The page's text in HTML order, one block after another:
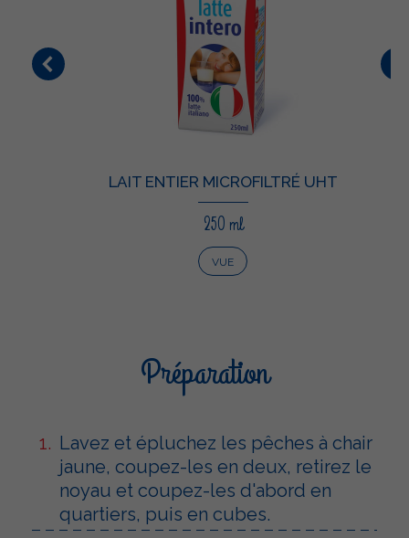
LAIT ENTIER MICROFILTRÉ UHT
250 ml
VUE
Préparation
Lavez et épluchez les pêches à chair
jaune, coupez-les en deux, retirez le
noyau et coupez-les d'abord en
quartiers, puis en cubes.